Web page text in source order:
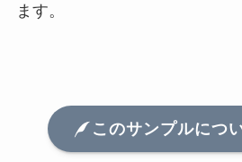
ます。
このサンプルにつ